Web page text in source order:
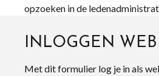
opzoeken in de
INLOGGEN
Met dit formulier log je in als